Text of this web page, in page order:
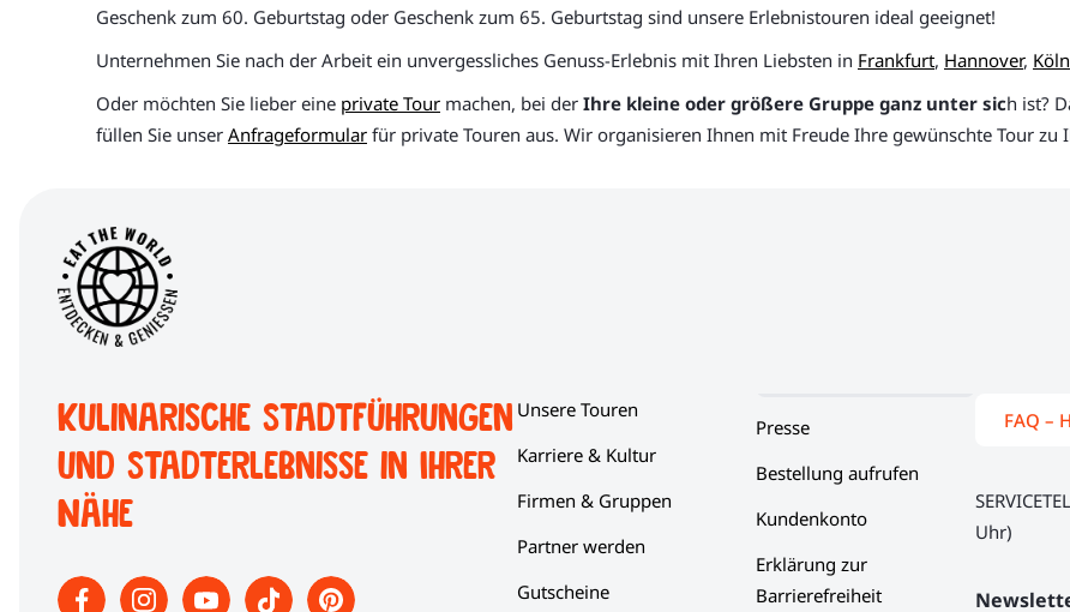
Geschenk zum 60. Geburtstag oder Geschenk zum 65. Geburtstag sind unsere Erlebnistouren ideal geeignet!
Unternehmen Sie nach der Arbeit ein unvergessliches Genuss-Erlebnis mit Ihren Liebsten in Frankfurt, Hannover, Köln
Oder möchten Sie lieber eine private Tour machen, bei der Ihre kleine oder größere Gruppe ganz unter sich ist?
füllen Sie unser Anfrageformular für private Touren aus. Wir organisieren Ihnen mit Freude Ihre gewünschte Tour
Kulinarische Stadtführungen
und Stadterlebnisse in Ihrer
Nähe
Unsere Touren
Karriere & Kultur
Firmen & Gruppen
Partner werden
Gutscheine
Presse
Bestellung aufrufen
Kundenkonto
Erklärung zur
Barrierefreiheit
FAQ –
Uhr)